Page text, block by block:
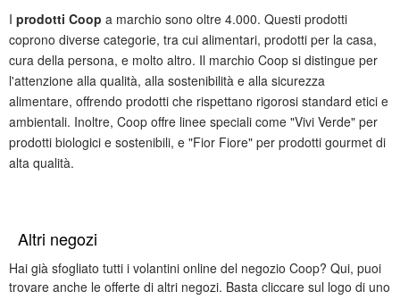
I prodotti Coop a marchio sono oltre 4.000. Questi prodotti
coprono diverse categorie, tra cui alimentari, prodotti per la casa,
cura della persona, e molto altro. Il marchio Coop si distingue per
l'attenzione alla qualità, alla sostenibilità e alla sicurezza
alimentare, offrendo prodotti che rispettano rigorosi standard etici e
ambientali. Inoltre, Coop offre linee speciali come "Vivi Verde" per
prodotti biologici e sostenibili, e "Fior Fiore" per prodotti gourmet di
alta qualità.
Altri negozi
Hai già sfogliato tutti i volantini online del negozio Coop? Qui, puoi
trovare anche le offerte di altri negozi. Basta cliccare sul logo di uno